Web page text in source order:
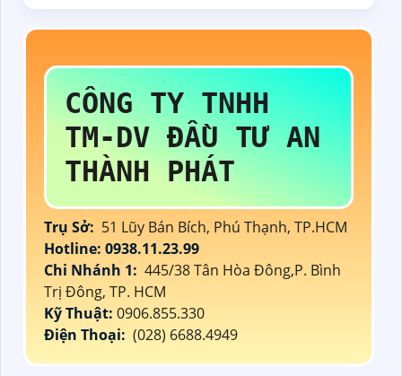
CÔNG TY TNHH
TM-DV ĐẦU TƯ AN
THÀNH PHÁT
Trụ Sở: 51 Lũy Bán Bích, Phú Thạnh, TP.HCM
Hotline: 0938.11.23.99
Chi Nhánh 1: 445/38 Tân Hòa Đông,P. Bình
Trị Đông, TP. HCM
Kỹ Thuật: 0906.855.330
Điện Thoại: (028) 6688.4949